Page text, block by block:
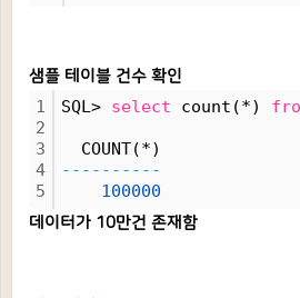
샘플 테이블 건수 확인
1
2
3
4
5
SQL> select count(*)
COUNT(*)
----------
100000
데이터가 10만건 존재함